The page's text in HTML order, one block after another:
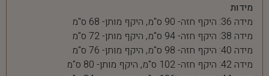
מידות
מידה 36: היקף חזה- 90 ס"מ, היקף מותן- 68 ס"מ
מידה 38: היקף חזה- 94 ס"מ, היקף מותן- 72 ס"מ
מידה 40: היקף חזה- 98 ס"מ, היקף מותן- 76 ס"מ
מידה 42: היקף חזה- 102 ס"מ, היקף מותן- 80 ס"מ